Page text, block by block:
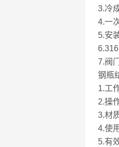
3.冷
4.一
5.安
7.阀
钢瓶
1.工
2.操
3.材
4.使
5.有